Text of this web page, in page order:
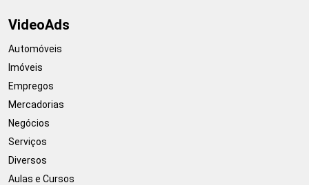
VideoAds
Automóveis
Imóveis
Empregos
Mercadorias
Negócios
Serviços
Diversos
Aulas e Cursos